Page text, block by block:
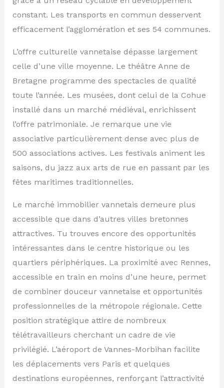
constant. Les transports en commun desservent
efficacement l’agglomération et ses 54 communes.
L’offre culturelle vannetaise dépasse largement
celle d’une ville moyenne. Le théâtre Anne de
Bretagne programme des spectacles de qualité
toute l’année. Les musées, dont celui de la Cohue
installé dans un marché médiéval, enrichissent
l’offre patrimoniale. Je remarque une vie
associative particulièrement dense avec plus de
500 associations actives. Les festivals animent les
saisons, du jazz aux arts de rue en passant par les
fêtes maritimes traditionnelles.
Le marché immobilier vannetais demeure plus
accessible que dans d’autres villes bretonnes
attractives. Tu trouves encore des opportunités
intéressantes dans le centre historique ou les
quartiers périphériques. La proximité avec Rennes,
accessible en train en moins d’une heure, permet
de combiner douceur vannetaise et opportunités
professionnelles de la métropole régionale. Cette
position stratégique attire de nombreux
télétravailleurs cherchant un cadre de vie
privilégié. L’aéroport de Vannes-Morbihan facilite
les déplacements vers Paris et quelques
destinations européennes, renforçant l’attractivité